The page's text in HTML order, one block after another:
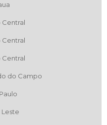
Central
Central
Central
do Campo
Leste